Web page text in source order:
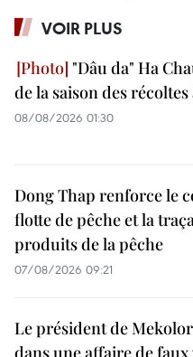
VOIR PLUS
"Dâu da" Ha
de la saison des récoltes
08/08/2026 01:30
Dong Thap renforce le
flotte de pêche et la
produits de la pêche
07/08/2026 09:21
Le président de